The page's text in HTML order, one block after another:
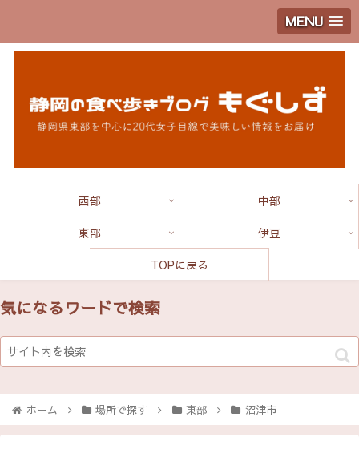
MENU
西部
中部
東部
伊豆
TOPに戻る
気になるワードで検索
ホーム 場所で探す 東部 沼津市